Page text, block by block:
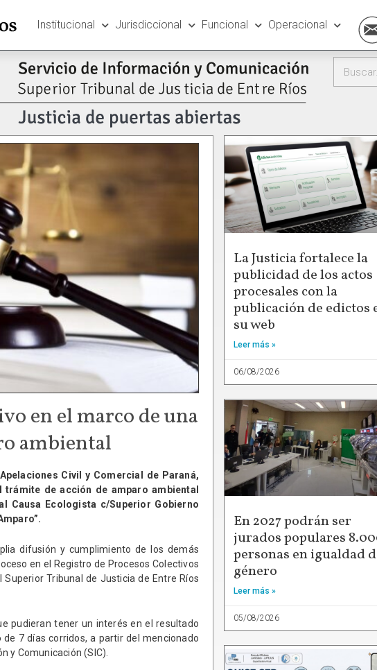
Institucional Jurisdiccional Funcional Operacional
en el marco de una
ambiental
Civil y Comercial de Paraná,
de acción de amparo ambiental
Causa Ecologista c/Superior Gobierno
difusión y cumplimiento de los demás
en el Registro de Procesos Colectivos
Tribunal de Justicia de Entre Ríos
pudieran tener un interés en el resultado
7 días corridos, a partir del mencionado
y Comunicación (SIC).
La Justicia fortalece la
publicidad de los actos
procesales con la
publicación de edictos
su web
Leer más »
06/08/2026
En 2027 podrán ser
jurados populares
personas en igualdad
género
Leer más »
05/08/2026